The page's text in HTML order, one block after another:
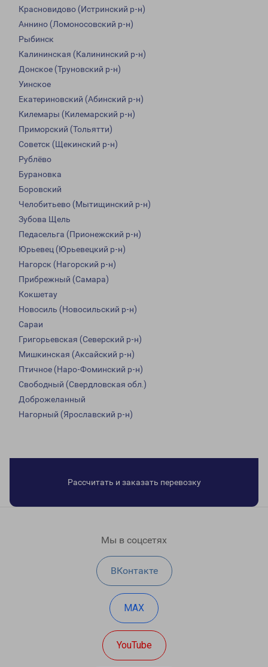
Красновидово (Истринский р-н)
Аннино (Ломоносовский р-н)
Рыбинск
Калининская (Калининский р-н)
Донское (Труновский р-н)
Уинское
Екатериновский (Абинский р-н)
Килемары (Килемарский р-н)
Приморский (Тольятти)
Советск (Щекинский р-н)
Рублёво
Бурановка
Боровский
Челобитьево (Мытищинский р-н)
Зубова Щель
Педасельга (Прионежский р-н)
Юрьевец (Юрьевецкий р-н)
Нагорск (Нагорский р-н)
Прибрежный (Самара)
Кокшетау
Новосиль (Новосильский р-н)
Сараи
Григорьевская (Северский р-н)
Мишкинская (Аксайский р-н)
Птичное (Наро-Фоминский р-н)
Свободный (Свердловская обл.)
Доброжеланный
Нагорный (Ярославский р-н)
Рассчитать и заказать перевозку
Мы в соцсетях
ВКонтакте
MAX
YouTube